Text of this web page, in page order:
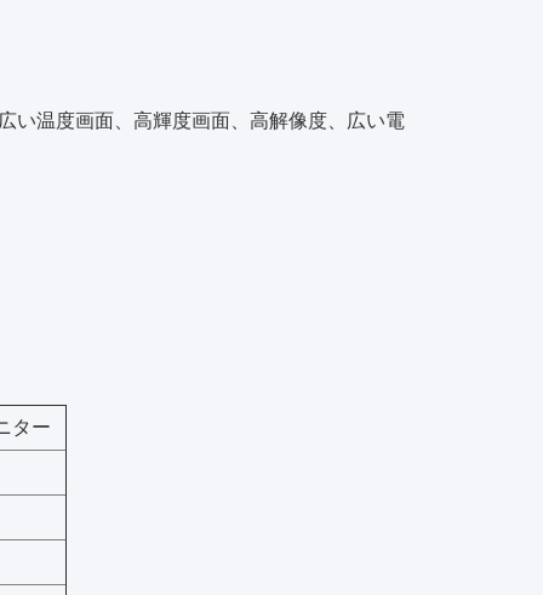
い温度画面、高輝度画面、高解像度、広い電
ター